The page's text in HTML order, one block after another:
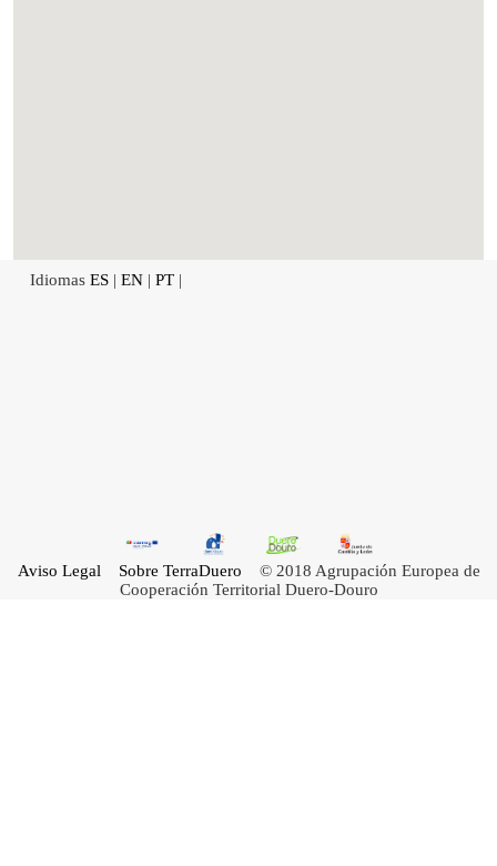
Idiomas ES | EN | PT |
Aviso Legal Sobre TerraDuero © 2018 Agrupación Europea de
Cooperación Territorial Duero-Douro